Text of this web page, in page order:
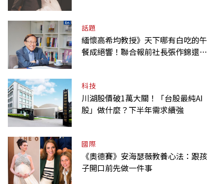
話題
緬懷高希均教授》天下哪有白吃的午
餐成絕響！聯合報前社長張作錦還原
科技
川湖股價破1萬大關！「台股最純AI
股」做什麼？下半年需求續強
國際
《奧德賽》安海瑟薇教養心法：跟孩
子開口前先做一件事